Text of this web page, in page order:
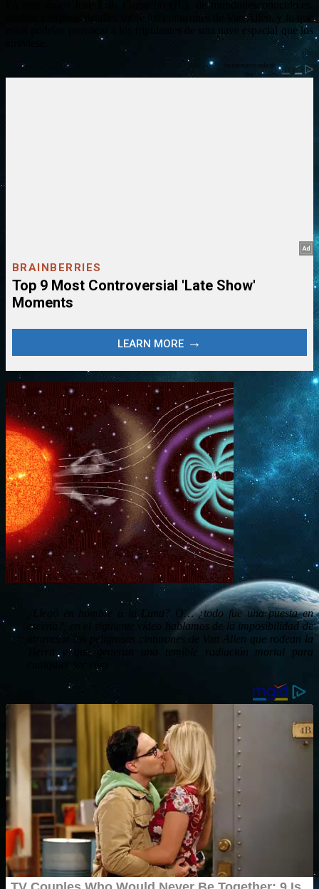
En este vídeo Jose Luis Camacho (JL), de mundodesconocido.es,
analiza y expone detalles sobre los cinturones de Van Allen, y lo que
estos podrían provocar a los tripulantes de una nave espacial que los
¿Llegó en hombre a la Luna? O… ¿todo fue una puesta en
escena?, en el siguiente vídeo hablamos de la imposibilidad de
atravesar los peligrosos cinturones de Van Allen que rodean la
Tierra y que generan una temible radiación mortal para
cualquier ser vivo.